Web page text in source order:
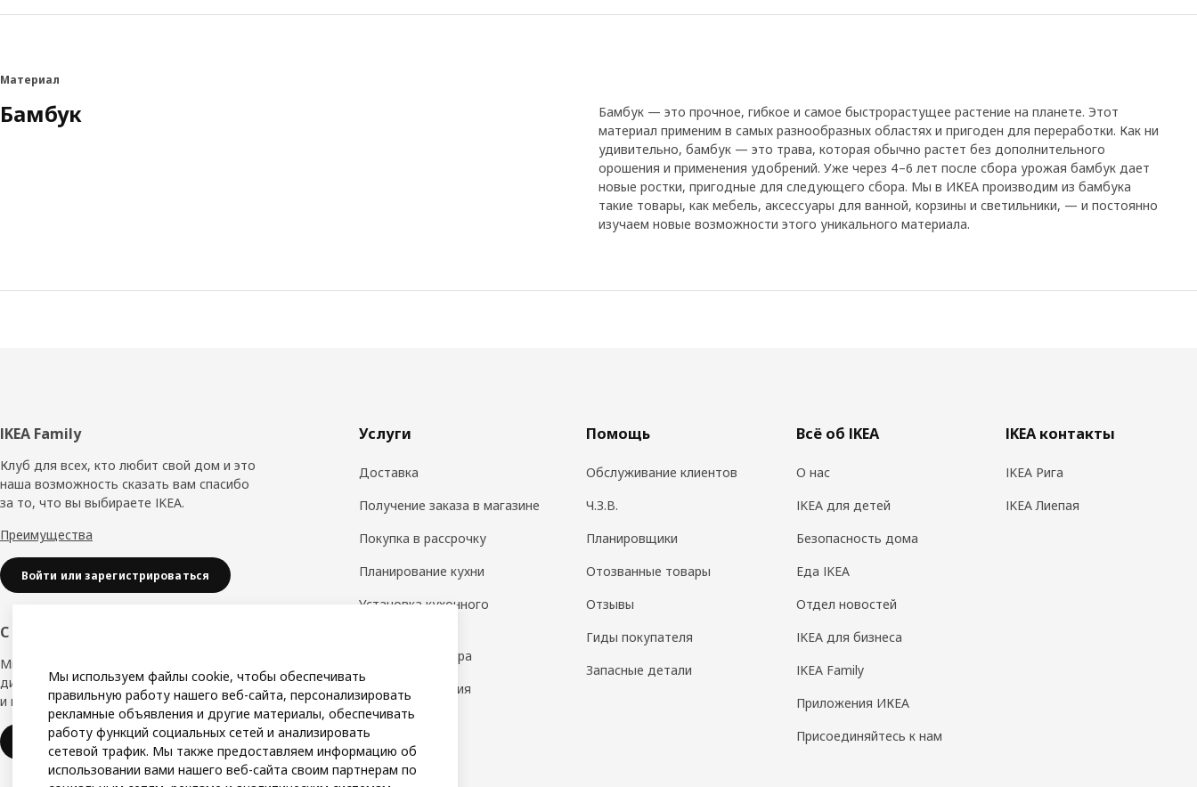
Материал
Бамбук
Бамбук — это прочное, гибкое и самое быстрорастущее растение на планете. Этот
материал применим в самых разнообразных областях и пригоден для переработки. Как ни
удивительно, бамбук — это трава, которая обычно растет без дополнительного
орошения и применения удобрений. Уже через 4–6 лет после сбора урожая бамбук дает
новые ростки, пригодные для следующего сбора. Мы в ИКЕА производим из бамбука
такие товары, как мебель, аксессуары для ванной, корзины и светильники, — и постоянно
изучаем новые возможности этого уникального материала.
Нижний
колонтитул
IKEA Family
Клуб для всех, кто любит свой дом и это
наша возможность сказать вам спасибо
за то, что вы выбираете IKEA.
Преимущества
Войти или зарегистрироваться
С заботой о вашем бизнесе
Мы в IKEA, предлагаем безупречный
дизайн, вариации стилей, отличные цены
и надёжное качество.
IKEA для бизнеса
Услуги
Доставка
Получение заказа в магазине
Покупка в рассрочку
Планирование кухни
Установка кухонного
Дизайн интерьера
Замер помещения
Сборка
Помощь
Обслуживание клиентов
Ч.З.В.
Планировщики
Отозванные товары
Отзывы
Гиды покупателя
Запасные детали
Всё об IKEA
О нас
IKEA для детей
Безопасность дома
Еда IKEA
Отдел новостей
IKEA для бизнеса
IKEA Family
Приложения ИКЕА
Присоединяйтесь к нам
IKEA контакты
IKEA Рига
IKEA Лиепая
Мы используем файлы cookie, чтобы обеспечивать
правильную работу нашего веб-сайта, персонализировать
рекламные объявления и другие материалы, обеспечивать
работу функций социальных сетей и анализировать
сетевой трафик. Мы также предоставляем информацию об
использовании вами нашего веб-сайта своим партнерам по